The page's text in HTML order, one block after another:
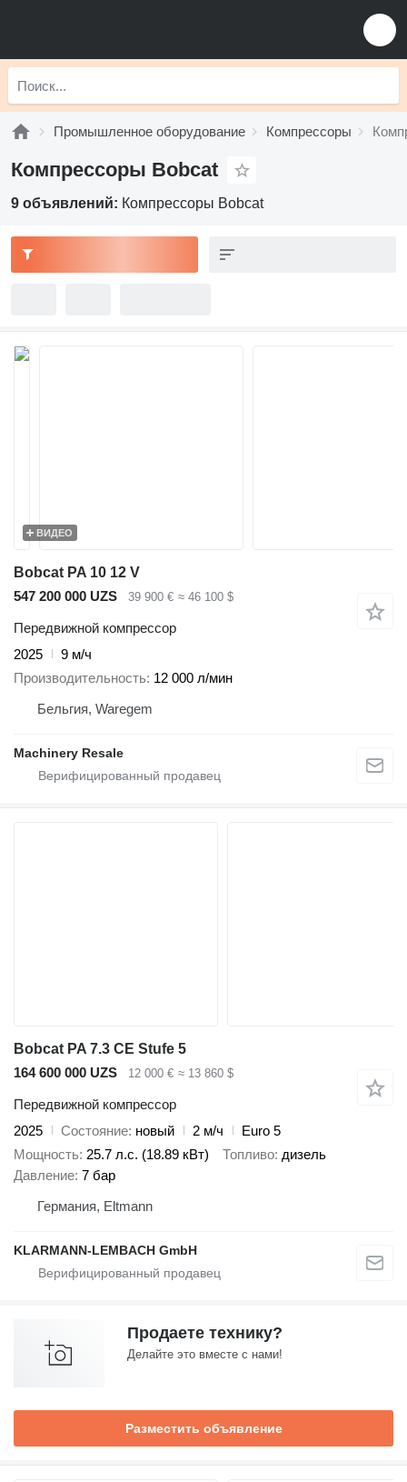
Промышленное оборудование Компрессоры
Компрессоры Bobcat
9 объявлений: Компрессоры Bobcat
ВИДЕО
Bobcat PA 10 12 V
547 200 000 UZS
39 900 € ≈ 46 100 $
Передвижной компрессор
2025
9 м/ч
Производительность 12 000 л/мин
Бельгия, Waregem
Machinery Resale
Bobcat PA 7.3 CE Stufe 5
164 600 000 UZS
12 000 € ≈ 13 860 $
Передвижной компрессор
2025
Состояние новый 2 м/ч
Euro 5
Мощность 25.7 л.с. (18.89 кВт) Топливо дизель
Давление 7 бар
Германия, Eltmann
KLARMANN-LEMBACH GmbH
Продаете технику?
Делайте это вместе с нами!
Разместить объявление